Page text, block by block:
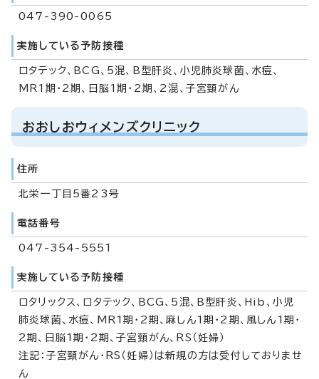
047-390-0065
実施している予防接種
ロタテック、BCG、5混、B型肝炎、小児肺炎球菌、水痘、
MR1期・2期、日脳1期・2期、2混、子宮頸がん
おおしおウィメンズクリニック
住所
北栄一丁目5番23号
電話番号
047-354-5551
実施している予防接種
ロタリックス、ロタテック、BCG、5混、B型肝炎、Hib、小児
肺炎球菌、水痘、MR1期・2期、麻しん1期・2期、風しん1期・
2期、日脳1期・2期、子宮頸がん、RS（妊婦）
注記：子宮頸がん・RS（妊婦）は新規の方は受付しておりませ
ん